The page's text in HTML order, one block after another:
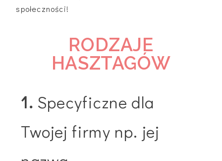
społeczności!
RODZAJE
HASZTAGÓW
1. Specyficzne dla
Twojej firmy np. jej